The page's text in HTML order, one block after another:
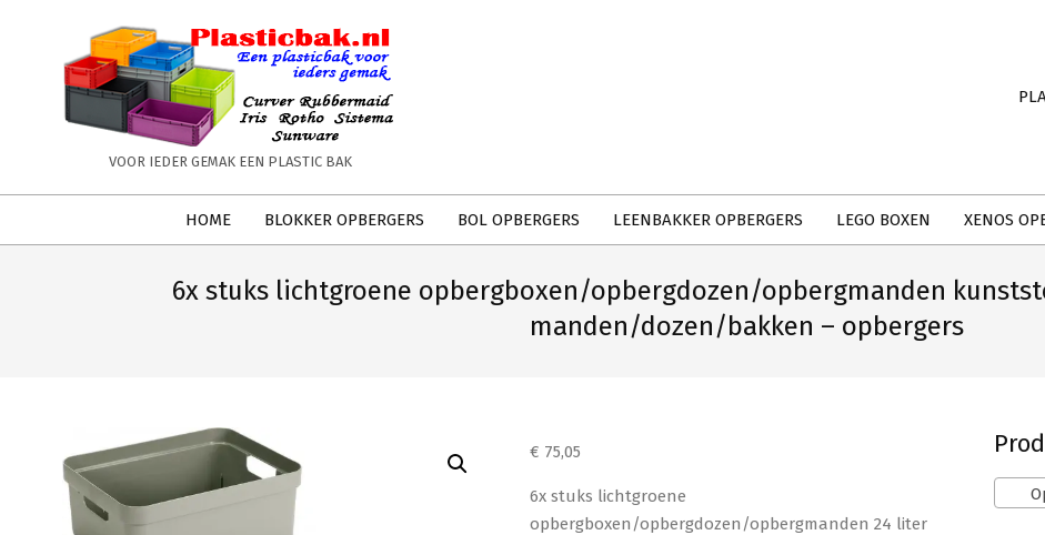
PLASTICBAK.NL
VOOR IEDER GEMAK EEN PLASTIC BAK
HOME BLOKKER OPBERGERS BOL OPBERGERS LEENBAKKER OPBERGERS LEGO BOXEN XENOS
6x stuks lichtgroene opbergboxen/opbergdozen/opbergmanden
manden/dozen/bakken – opbergers
€ 75,05
6x stuks lichtgroene
opbergboxen/opbergdozen/opbergmanden 24 liter